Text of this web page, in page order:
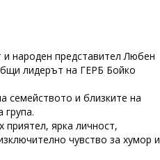
народен представител Любен
лидерът на ГЕРБ Бойко
семейството и близките на
група.
ярка личност,
чувство за хумор и